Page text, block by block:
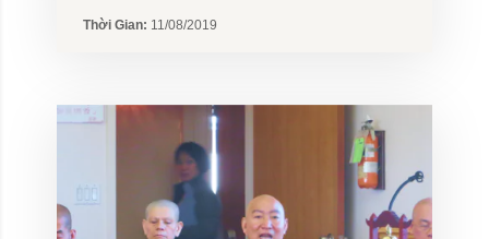
Thời Gian: 11/08/2019